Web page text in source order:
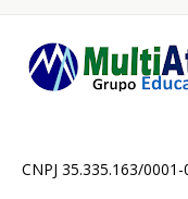
CNPJ 35.335.163/0001-